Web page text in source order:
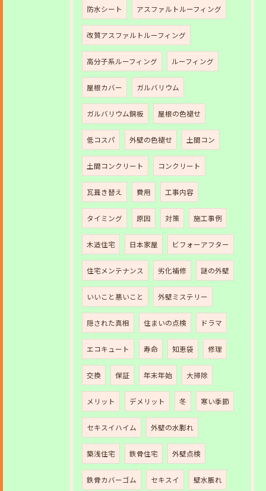
防水シート アスファルトルーフィング
改質アスファルトルーフィング
高分子系ルーフィング ルーフィング
屋根カバー ガルバリウム
ガルバリウム銅板 屋根の色褪せ
低コスパ 外壁の色褪せ 土間コン
土間コンクリート コンクリート
瓦葺き替え 費用 工事内容
タイミング 原因 対策 施工事例
木造住宅 日本家屋 ビフォーアフター
住宅メンテナンス 劣化補修 謎の外壁
いいこと悪いこと 外壁ミステリー
隠された真相 住まいの点検 ドラマ
エコキュート 寿命 知恵袋 修理
交換 保証 年末年始 大掃除
メリット デメリット 冬 寒い季節
セキスイハイム 外壁の水膨れ
築浅住宅 鉄骨住宅 外壁点検
鉄骨カバーゴム セキスイ 壁水脹れ